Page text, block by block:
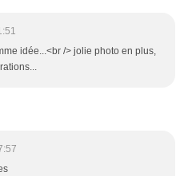
idée...<br /> jolie photo en plus,